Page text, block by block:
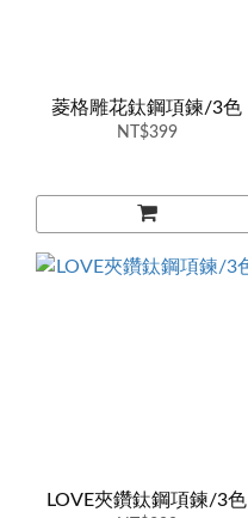
菱格雕花鈦鋼項鍊/3色
NT$399
LOVE夾鑽鈦鋼項鍊/3色